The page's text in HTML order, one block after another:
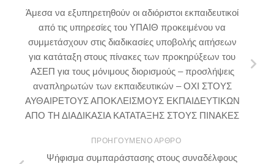
Άμεσα να εξυπηρετηθούν οι αδιόριστοι εκπαιδευτικοί
από τις υπηρεσίες του ΥΠΑΙΘ προκειμένου να
συμμετάσχουν στις διαδικασίες υποβολής αιτήσεων
για κατάταξη στους πίνακες των προκηρύξεων του
ΑΣΕΠ για τους μόνιμους διορισμούς – προσλήψεις
αναπληρωτών των εκπαιδευτικών – ΟΧΙ ΣΤΟΥΣ
ΑΥΘΑΙΡΕΤΟΥΣ ΑΠΟΚΛΕΙΣΜΟΥΣ ΕΚΠΑΙΔΕΥΤΙΚΩΝ
ΑΠΟ ΤΗ ΔΙΑΔΙΚΑΣΙΑ ΚΑΤΑΤΑΞΗΣ ΣΤΟΥΣ ΠΙΝΑΚΕΣ
ΠΡΟΗΓΟΎΜΕΝΟ ΆΡΘΡΟ
Ψήφισμα συμπαράστασης στους συναδέλφους